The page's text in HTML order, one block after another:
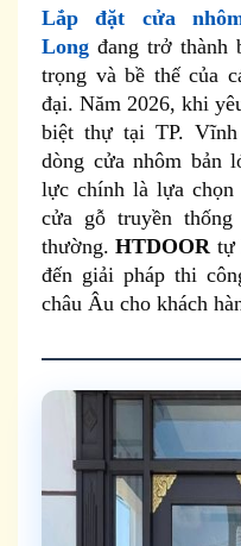
Lắp đặt cửa
Long đang trở thành
trọng và bề thế của
đại. Năm 2026, khi
biệt thự tại TP. Vĩnh
dòng cửa nhôm bản
lực chính là lựa chọn
cửa gỗ truyền
thường.HTDOORtự
đến giải pháp thi
châu Âu cho khách